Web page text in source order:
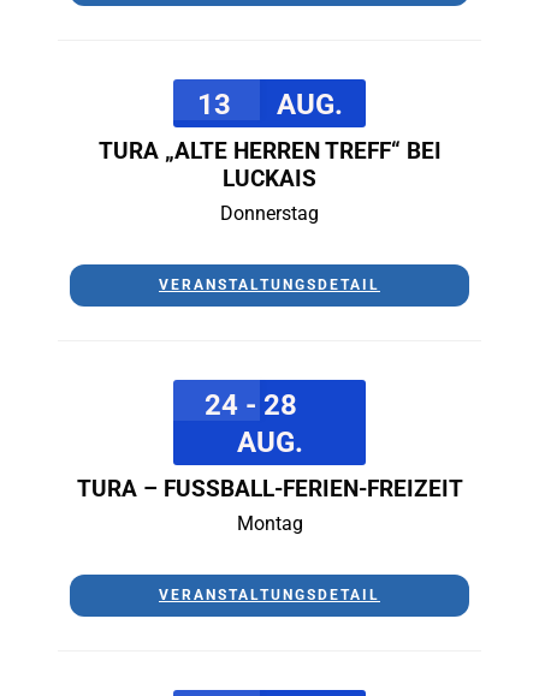
13 AUG.
TURA „ALTE HERREN TREFF“ BEI
LUCKAIS
Donnerstag
VERANSTALTUNGSDETAIL
24 - 28
AUG.
TURA – FUSSBALL-FERIEN-FREIZEIT
Montag
VERANSTALTUNGSDETAIL